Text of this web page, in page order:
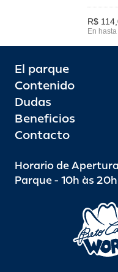
R$
En
El parque
Contenido
Dudas
Beneficios
Contacto
Horario de Apertura
Parque - 10h às 20h